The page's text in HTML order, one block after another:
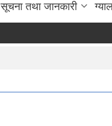
सूचना तथा जानकारी